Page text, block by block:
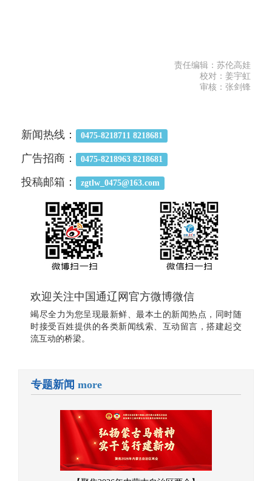
责任编辑：苏伦高娃
校对：姜宇虹
审核：张剑锋
新闻热线： 0475-8218711 8218681
广告招商： 0475-8218963 8218681
投稿邮箱： zgtlw_0475@163.com
欢迎关注中国通辽网官方微博微信
竭尽全力为您呈现最新鲜、最本土的新闻热点，同时随
时接受百姓提供的各类新闻线索、互动留言，搭建起交
流互动的桥梁。
专题新闻 more